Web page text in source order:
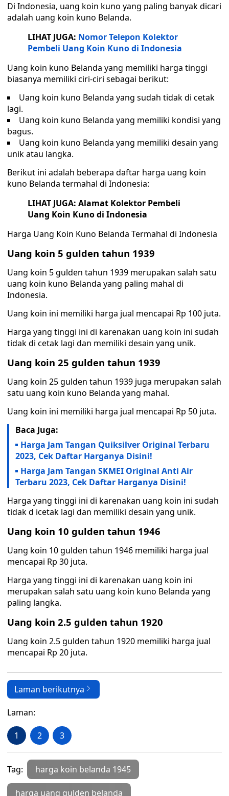
Di Indonesia, uang koin kuno yang paling banyak dicari
adalah uang koin kuno Belanda.
LIHAT JUGA: Nomor Telepon Kolektor
Pembeli Uang Koin Kuno di Indonesia
Uang koin kuno Belanda yang memiliki harga tinggi
biasanya memiliki ciri-ciri sebagai berikut:
Uang koin kuno Belanda yang sudah tidak di cetak
lagi.
Uang koin kuno Belanda yang memiliki kondisi yang
bagus.
Uang koin kuno Belanda yang memiliki desain yang
unik atau langka.
Berikut ini adalah beberapa daftar harga uang koin
kuno Belanda termahal di Indonesia:
LIHAT JUGA: Alamat Kolektor Pembeli
Uang Koin Kuno di Indonesia
Harga Uang Koin Kuno Belanda Termahal di Indonesia
Uang koin 5 gulden tahun 1939
Uang koin 5 gulden tahun 1939 merupakan salah satu
uang koin kuno Belanda yang paling mahal di
Indonesia.
Uang koin ini memiliki harga jual mencapai Rp 100 juta.
Harga yang tinggi ini di karenakan uang koin ini sudah
tidak di cetak lagi dan memiliki desain yang unik.
Uang koin 25 gulden tahun 1939
Uang koin 25 gulden tahun 1939 juga merupakan salah
satu uang koin kuno Belanda yang mahal.
Uang koin ini memiliki harga jual mencapai Rp 50 juta.
Baca Juga:
Harga Jam Tangan Quiksilver Original Terbaru
2023, Cek Daftar Harganya Disini!
Harga Jam Tangan SKMEI Original Anti Air
Terbaru 2023, Cek Daftar Harganya Disini!
Harga yang tinggi ini di karenakan uang koin ini sudah
tidak d icetak lagi dan memiliki desain yang unik.
Uang koin 10 gulden tahun 1946
Uang koin 10 gulden tahun 1946 memiliki harga jual
mencapai Rp 30 juta.
Harga yang tinggi ini di karenakan uang koin ini
merupakan salah satu uang koin kuno Belanda yang
paling langka.
Uang koin 2.5 gulden tahun 1920
Uang koin 2.5 gulden tahun 1920 memiliki harga jual
mencapai Rp 20 juta.
Laman berikutnya
Laman:
1 2 3
Tag: harga koin belanda 1945
harga uang gulden belanda